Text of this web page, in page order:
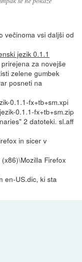
večinoma vsi daljši od
jezik 0.1.1
za novejše
zelene gumbek
posneti na
0.1.1-fx+tb+sm.xpi
0.1.1-fx+tb+sm.zip
2 datoteki. sl.aff
in sicer v
Firefox
en-US.dic, ki sta